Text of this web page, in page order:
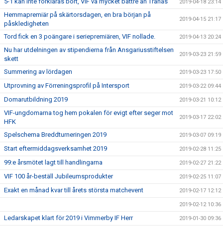
2019-04-18 23:14
Hemmapremiär på skärtorsdagen, en bra början på
påskledigheten
2019-04-15 21:17
Tord fick en 3 poängare i seriepremiären, VIF nollade. 2019-04-13 20:24
Nu har utdelningen av stipendierna från Ansgariusstiftelsen
skett
2019-03-23 21:59
Summering av lördagen 2019-03-23 17:50
Utprovning av Förreningsprofil på Intersport 2019-03-22 09:44
Domarutbildning 2019 2019-03-21 10:12
VIF-ungdomarna tog hem pokalen för evigt efter seger mot
HFK
2019-03-17 22:02
Spelschema Breddturneringen 2019 2019-03-07 09:19
Start eftermiddagsverksamhet 2019 2019-02-28 11:25
99:e årsmötet lagt till handlingarna 2019-02-27 21:22
VIF 100 år-beställ Jubileumsprodukter 2019-02-25 11:07
Exakt en månad kvar till årets största matchevent 2019-02-17 12:12
2019-02-12 10:36
Ledarskapet klart för 2019 i Vimmerby IF Herr 2019-01-30 09:36